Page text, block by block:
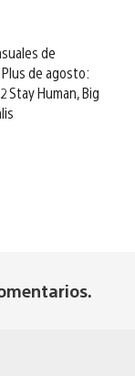
de
de agosto:
Stay Human, Big